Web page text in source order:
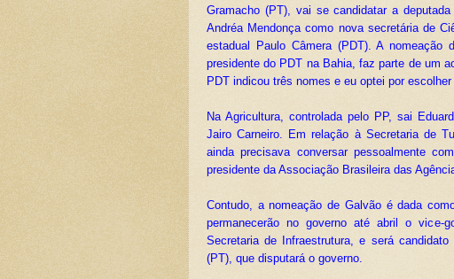
Gramacho (PT), vai se candidatar a
Andréa Mendonça como nova secretária de
estadual Paulo Câmera (PDT). A nomeação
presidente do PDT na Bahia, faz parte de um
PDT indicou três nomes e eu optei por
Na Agricultura, controlada pelo PP, sai
Jairo Carneiro. Em relação à Secretaria de
ainda precisava conversar pessoalmente
presidente da Associação Brasileira das
Contudo, a nomeação de Galvão é dada
permanecerão no governo até abril o vice-
Secretaria de Infraestrutura, e será
(PT), que disputará o governo.